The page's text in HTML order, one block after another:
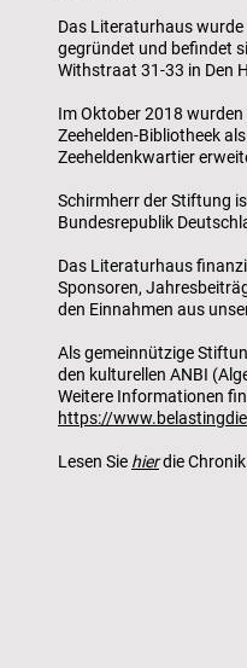
Das Literaturhaus wurde
gegründet und befindet
Withstraat 31-33 in Den
Im Oktober 2018
Zeehelden-Bibliotheek
Zeeheldenkwartier
Schirmherr der Stiftung
Bundesrepublik
Das Literaturhaus
Sponsoren,
den Einnahmen aus
Als gemeinnützige
den kulturellen ANBI
Weitere Informationen
https://
Lesen Sie hierdie